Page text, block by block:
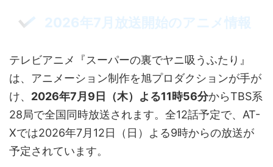
2026年7月放送開始のアニメ情報
テレビアニメ『スーパーの裏でヤニ吸うふたり』
は、アニメーション制作を旭プロダクションが手が
け、 2026年7月9日（木）よる11時56分からTBS系
28局で全国同時放送されます。全12話予定で、AT-
Xでは2026年7月12日（日）よる9時からの放送が
予定されています。